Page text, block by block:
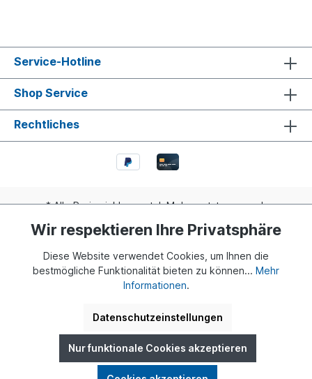
Service-Hotline
Shop Service
Rechtliches
* Alle Preise inkl. gesetzl. Mehrwertsteuer zzgl.
anders angegeben.
Realisiert mit Shopware
© 2024 Buddy Bär Berlin GmbH | Eine Initiative von Dr. Klaus
Wir respektieren Ihre Privatsphäre
Diese Website verwendet Cookies, um Ihnen die
bestmögliche Funktionalität bieten zu können... Mehr
Informationen.
Datenschutzeinstellungen
Nur funktionale Cookies akzeptieren